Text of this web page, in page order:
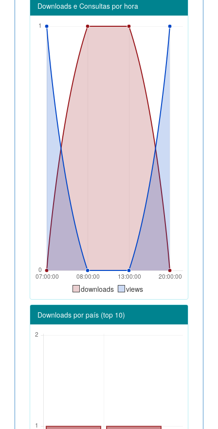
Downloads e Consultas por hora
downloads views
Downloads por país (top 10)